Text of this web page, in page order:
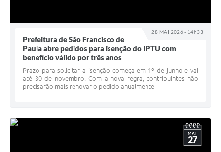
28 MAI 2026 - 14h33
Prefeitura de São Francisco de
Paula abre pedidos para isenção do IPTU com
benefício válido por três anos
Prazo para solicitar a isenção começa em 1º de junho e vai
até 30 de novembro. Com a nova regra, contribuintes não
precisarão mais renovar o pedido anualmente
MAI
27